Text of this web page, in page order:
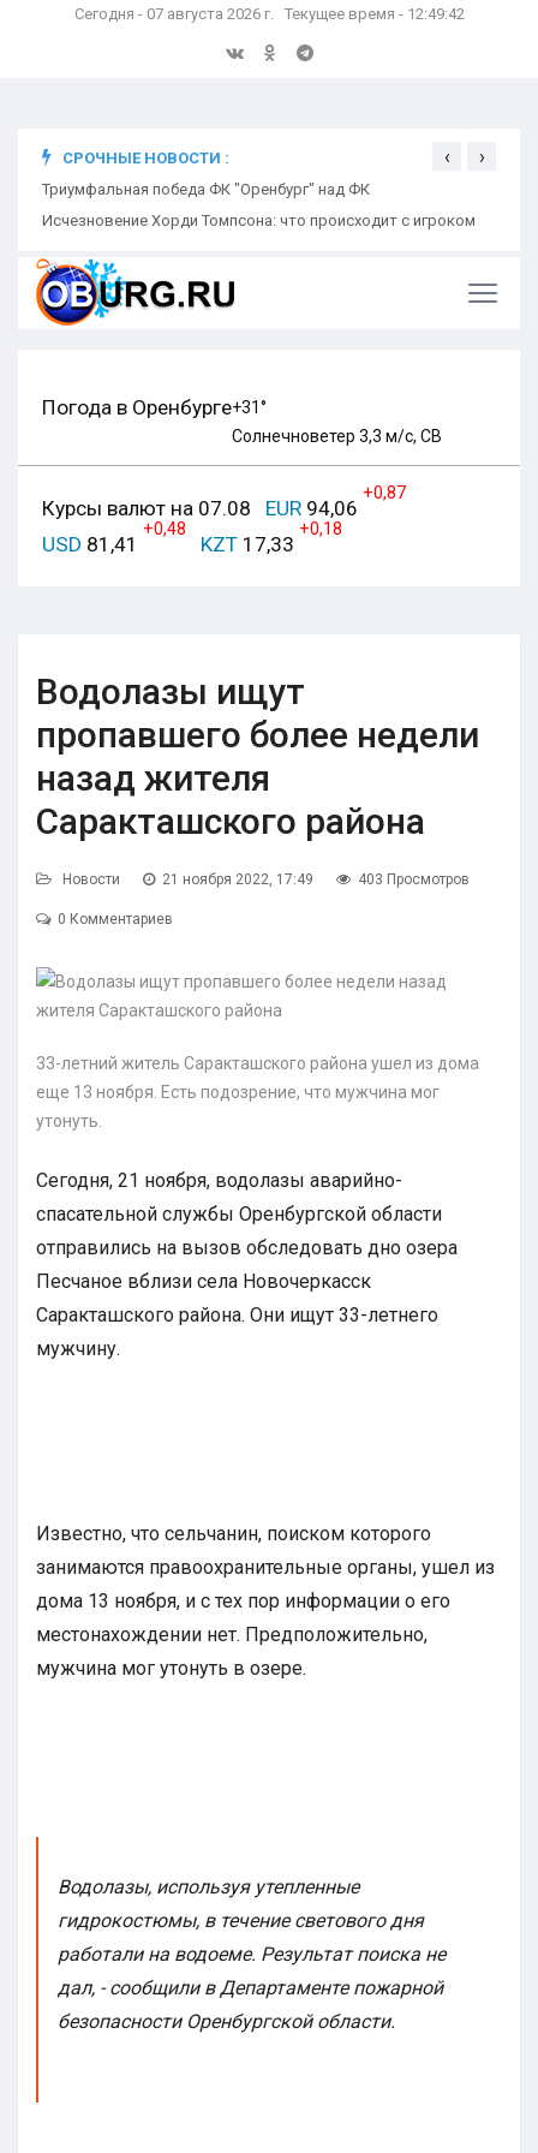
Сегодня - 07 августа 2026 г. Текущее время - 12:49:43
СРОЧНЫЕ НОВОСТИ :
Триумфальная победа ФК "Оренбург" над ФК
‹ ›
Погода в Оренбурге+31°
Солнечноветер 3,3 м/с, СВ
Курсы валют на 07.08 EUR 94,06
+0,87
USD 81,41
+0,48
KZT 17,33
+0,18
Водолазы ищут
пропавшего более недели
назад жителя
Саракташского района
Новости 21 ноября 2022, 17:49 403 Просмотров
0 Комментариев
33-летний житель Саракташского района ушел из дома
еще 13 ноября. Есть подозрение, что мужчина мог
утонуть.
Сегодня, 21 ноября, водолазы аварийно-
спасательной службы Оренбургской области
отправились на вызов обследовать дно озера
Песчаное вблизи села Новочеркасск
Саракташского района. Они ищут 33-летнего
мужчину.
Известно, что сельчанин, поиском которого
занимаются правоохранительные органы, ушел из
дома 13 ноября, и с тех пор информации о его
местонахождении нет. Предположительно,
мужчина мог утонуть в озере.
Водолазы, используя утепленные
гидрокостюмы, в течение светового дня
работали на водоеме. Результат поиска не
дал, - сообщили в Департаменте пожарной
безопасности Оренбургской области.